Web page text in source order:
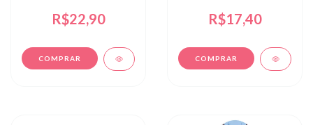
UN - VERDE
R$22,90 R$17,40